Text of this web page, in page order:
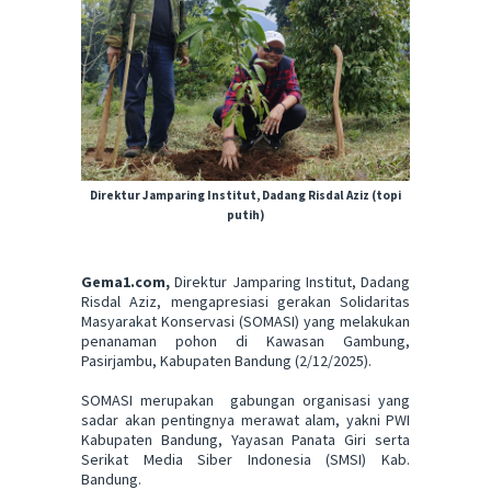
Direktur Jamparing Institut, Dadang Risdal Aziz (topi
putih)
Gema1.com, Direktur Jamparing Institut, Dadang
Risdal Aziz, mengapresiasi gerakan Solidaritas
Masyarakat Konservasi (SOMASI) yang melakukan
penanaman pohon di Kawasan Gambung,
Pasirjambu, Kabupaten Bandung (2/12/2025).
SOMASI merupakan gabungan organisasi yang
sadar akan pentingnya merawat alam, yakni PWI
Kabupaten Bandung, Yayasan Panata Giri serta
Serikat Media Siber Indonesia (SMSI) Kab.
Bandung.